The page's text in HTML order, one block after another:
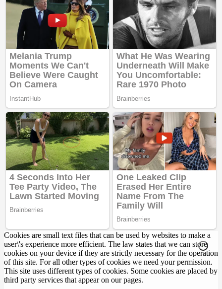
Cookies are small text files that can be used by websites to make a
user\'s experience more efficient. The law states that we can store
cookies on your device if they are strictly necessary for the operation
of this site. For all other types of cookies we need your permission.
This site uses different types of cookies. Some cookies are placed by
third party services that appear on our pages.